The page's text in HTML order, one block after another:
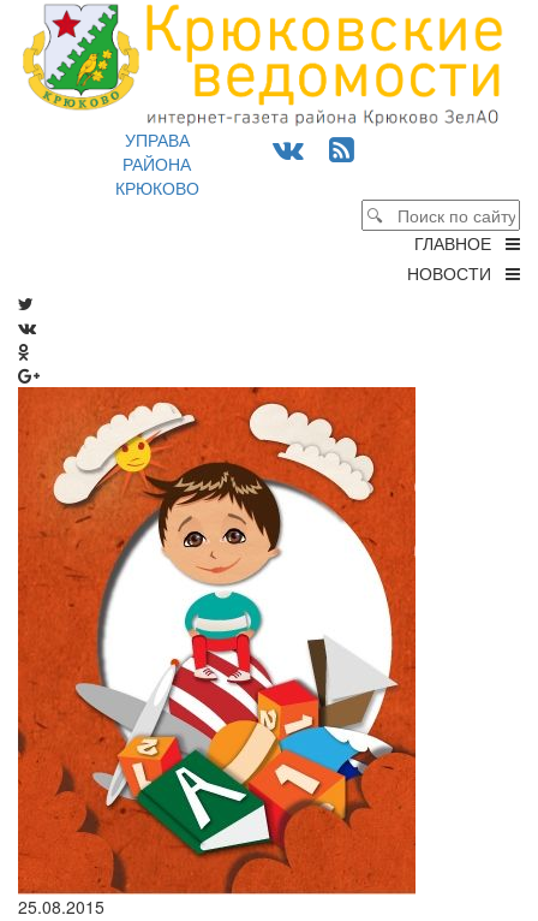
УПРАВА
РАЙОНА
КРЮКОВО
ГЛАВНОЕ
НОВОСТИ
25.08.2015